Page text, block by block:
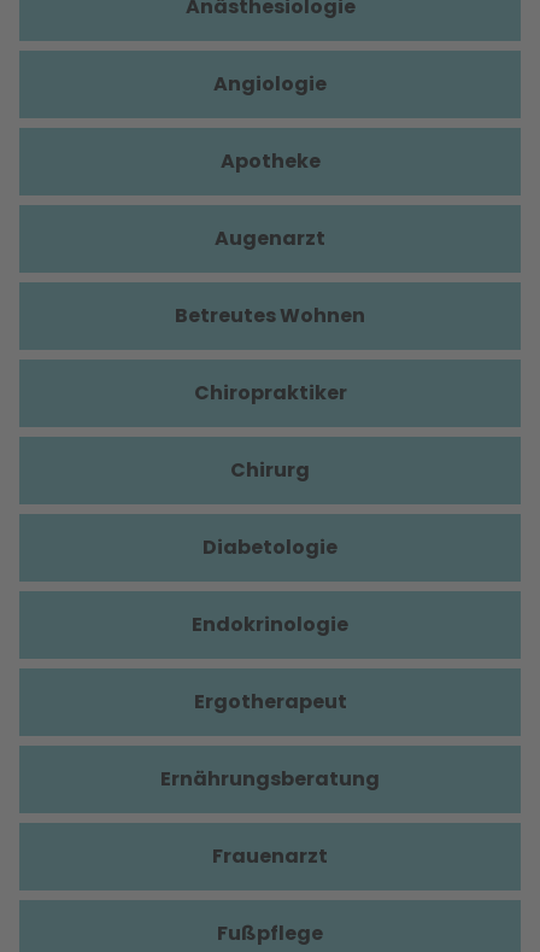
Anästhesiologie
Angiologie
Apotheke
Augenarzt
Betreutes Wohnen
Chiropraktiker
Chirurg
Diabetologie
Endokrinologie
Ergotherapeut
Ernährungsberatung
Frauenarzt
Fußpflege